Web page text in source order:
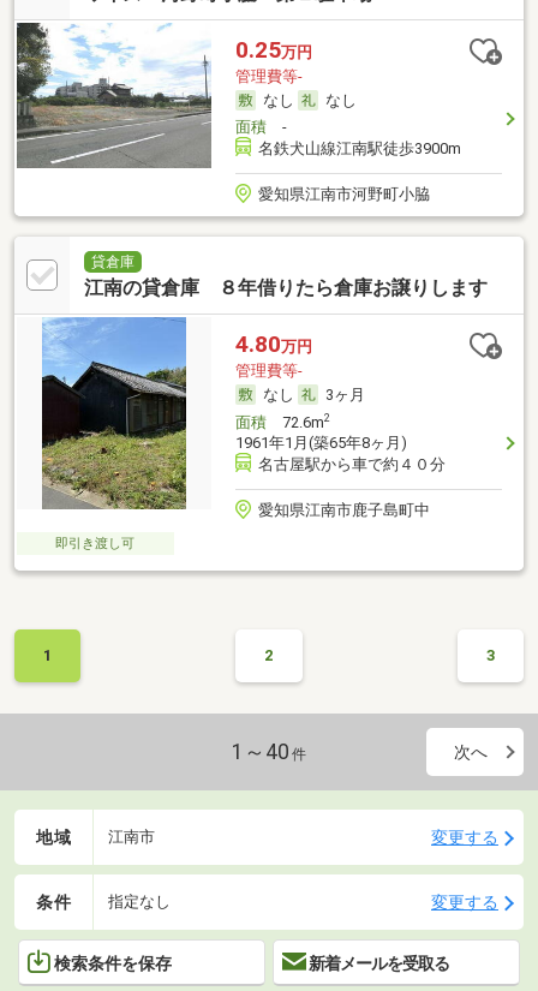
0.25万円
管理費等-
なし
なし
面積-
名鉄犬山線江南駅徒歩3900m
愛知県江南市河野町小脇
貸倉庫
江南の貸倉庫 ８年借りたら倉庫お譲りします
4.80万円
管理費等-
なし
3ヶ月
面積72.6m2
1961年1月(築65年8ヶ月)
名古屋駅から車で約４０分
愛知県江南市鹿子島町中
即引き渡し可
1 2 3
1～40 件 次へ
地域 江南市 変更する
条件 指定なし 変更する
検索条件を保存 新着メールを受取る